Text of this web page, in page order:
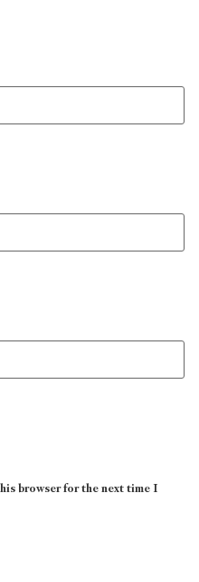
browser for the next time I